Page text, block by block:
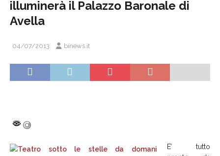
illuminerà il Palazzo Baronale di
Avella
04/07/2013 binews.it
E’ tutto